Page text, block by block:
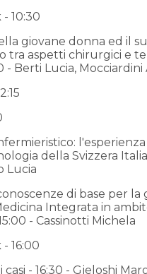
10:30
giovane donna ed il
tra aspetti chirurgici e
- Berti Lucia, Mocciardini
l'esperienza
della Svizzera
Lucia
di base per la
Integrata in
- Cassinotti Michela
16:00
casi - 16:30 - Gjeloshi